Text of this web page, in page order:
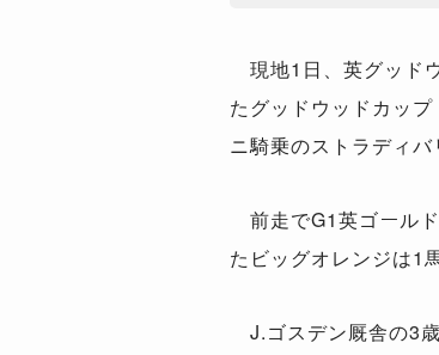
現地1日、英グッド
たグッドウッドカッ
ニ騎乗のストラディバ
前走でG1英ゴール
たビッグオレンジは1
J.ゴスデン厩舎の3